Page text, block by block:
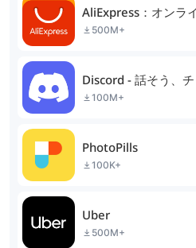
AliExpress：オンラ
500M+
Discord - 話そう、チ
100M+
PhotoPills
100K+
Uber
500M+